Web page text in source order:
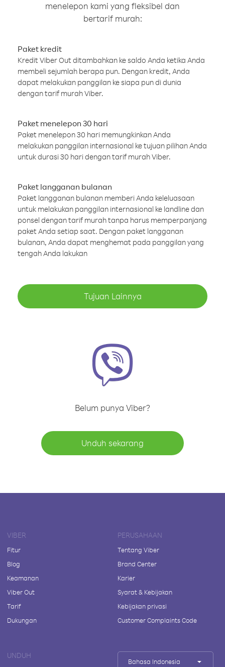
menelepon kami yang fleksibel dan
bertarif murah:
Paket kredit
Kredit Viber Out ditambahkan ke saldo Anda ketika Anda
membeli sejumlah berapa pun. Dengan kredit, Anda
dapat melakukan panggilan ke siapa pun di dunia
dengan tarif murah Viber.
Paket menelepon 30 hari
Paket menelepon 30 hari memungkinkan Anda
melakukan panggilan internasional ke tujuan pilihan Anda
untuk durasi 30 hari dengan tarif murah Viber.
Paket langganan bulanan
Paket langganan bulanan memberi Anda keleluasaan
untuk melakukan panggilan internasional ke landline dan
ponsel dengan tarif murah tanpa harus memperpanjang
paket Anda setiap saat. Dengan paket langganan
bulanan, Anda dapat menghemat pada panggilan yang
tengah Anda lakukan
Tujuan Lainnya
Belum punya Viber?
Unduh sekarang
VIBER
Fitur
Blog
Keamanan
Viber Out
Tarif
Dukungan
PERUSAHAAN
Tentang Viber
Brand Center
Karier
Syarat & Kebijakan
Kebijakan privasi
Customer Complaints Code
UNDUH
Bahasa Indonesia